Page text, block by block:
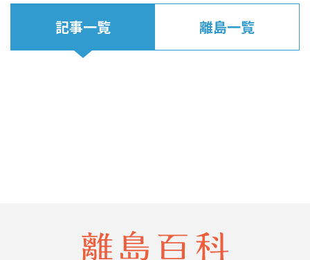
記事一覧 離島一覧